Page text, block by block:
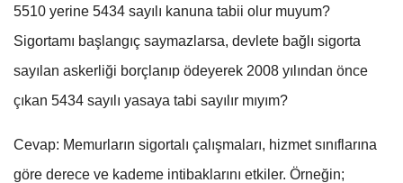
5510 yerine 5434 sayılı kanuna tabii olur muyum?
Sigortamı başlangıç saymazlarsa, devlete bağlı sigorta
sayılan askerliği borçlanıp ödeyerek 2008 yılından önce
çıkan 5434 sayılı yasaya tabi sayılır mıyım?
Cevap: Memurların sigortalı çalışmaları, hizmet sınıflarına
göre derece ve kademe intibaklarını etkiler. Örneğin;